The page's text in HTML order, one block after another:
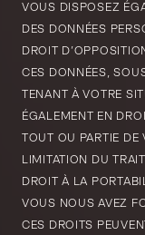
VOUS DISPOSEZ
DES DONNÉES
DROIT
CES DONNÉES,
TENANT À VOTRE
ÉGALEMENT EN
TOUT OU PARTIE DE
LIMITATION DU
DROIT À LA
VOUS NOUS AVEZ
CES DROITS